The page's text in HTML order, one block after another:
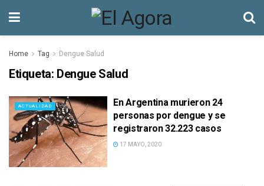
Home Tag Dengue Salud
Etiqueta: Dengue Salud
ACTUALIDAD
En Argentina murieron 24
personas por dengue y se
registraron 32.223 casos
17 MAYO, 2020